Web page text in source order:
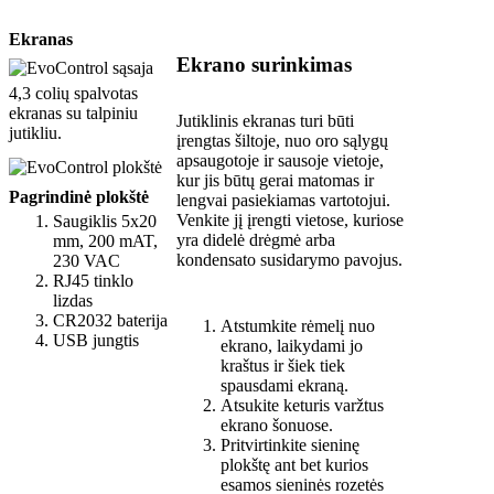
Ekranas
4,3 colių spalvotas
ekranas su talpiniu
jutikliu.
Pagrindinė plokštė
Saugiklis 5x20
mm, 200 mAT,
230 VAC
RJ45 tinklo
lizdas
CR2032 baterija
USB jungtis
Ekrano surinkimas
Jutiklinis ekranas turi būti
įrengtas šiltoje, nuo oro sąlygų
apsaugotoje ir sausoje vietoje,
kur jis būtų gerai matomas ir
lengvai pasiekiamas vartotojui.
Venkite jį įrengti vietose, kuriose
yra didelė drėgmė arba
kondensato susidarymo pavojus.
Atstumkite rėmelį nuo
ekrano, laikydami jo
kraštus ir šiek tiek
spausdami ekraną.
Atsukite keturis varžtus
ekrano šonuose.
Pritvirtinkite sieninę
plokštę ant bet kurios
esamos sieninės rozetės